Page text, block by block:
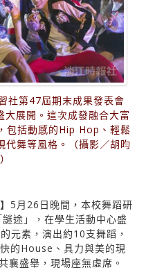
社第47屆期末成果發表會
大展開。這次成發融合大富
包括動感的Hip Hop、輕鬆
舞等風格。（攝影／胡昀
5月26日晚間，本校舞蹈研
途」，在學生活動中心盛
元素，演出約10支舞蹈，
的House、具力與美的現
襄盛舉，現場座無虛席。